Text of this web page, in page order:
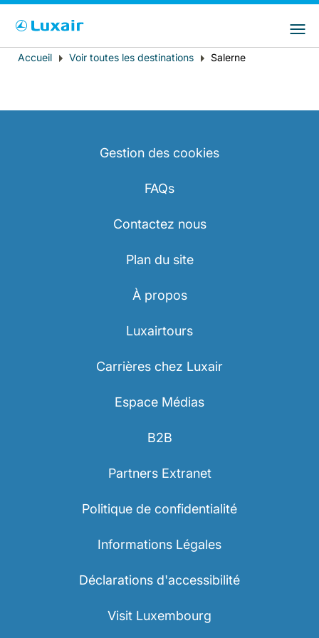
Pays de résidence Langue préférée
Fil
Accueil Voir toutes les destinations Salerne
Gestion des cookies
FAQs
Contactez nous
Plan du site
À propos
Luxairtours
Carrières chez Luxair
Espace Médias
B2B
Partners Extranet
Politique de confidentialité
Informations Légales
Déclarations d'accessibilité
Visit Luxembourg